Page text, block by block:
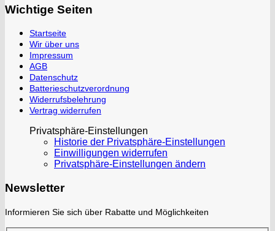
Wichtige Seiten
Startseite
Wir über uns
Impressum
AGB
Datenschutz
Batterieschutzverordnung
Widerrufsbelehrung
Vertrag widerrufen
Privatsphäre-Einstellungen
Historie der Privatsphäre-Einstellungen
Einwilligungen widerrufen
Privatsphäre-Einstellungen ändern
Newsletter
Informieren Sie sich über Rabatte und Möglichkeiten